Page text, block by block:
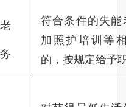
符合条件的失
加照护培训等
的，按规定给予